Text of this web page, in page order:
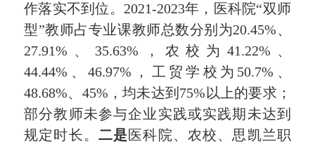
作落实不到位。2021-2023年，医科院“双师
型”教师占专业课教师总数分别为20.45%、
27.91%、35.63%，农校为41.22%、
44.44%、46.97%，工贸学校为50.7%、
48.68%、45%，均未达到75%以上的要求；
部分教师未参与企业实践或实践期未达到
规定时长。 二是医科院、农校、思凯兰职